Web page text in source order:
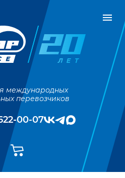
международных
перевозчиков
00-07